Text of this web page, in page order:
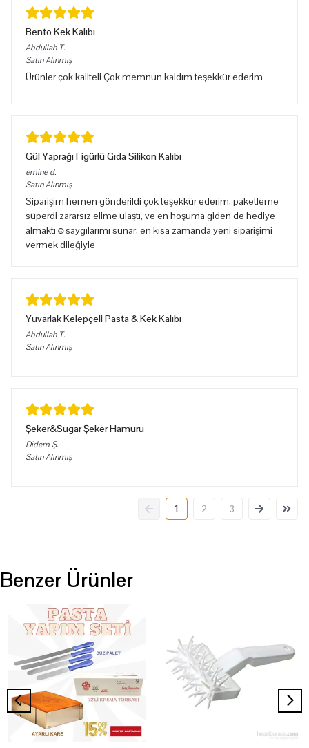
Bento Kek Kalıbı
Abdullah T.
Satın Alınmış
Ürünler çok kaliteli Çok memnun kaldım teşekkür ederim
Gül Yaprağı Figürlü Gıda Silikon Kalıbı
emine d.
Satın Alınmış
Siparişim hemen gönderildi çok teşekkür ederim, paketleme
süperdi zararsız elime ulaştı, ve en hoşuma giden de hediye
almaktı☺️saygılarımı sunar, en kısa zamanda yeni siparişimi
vermek dileğiyle
Yuvarlak Kelepçeli Pasta & Kek Kalıbı
Abdullah T.
Satın Alınmış
Şeker&Sugar Şeker Hamuru
Didem Ş.
Satın Alınmış
1 2 3
Benzer Ürünler